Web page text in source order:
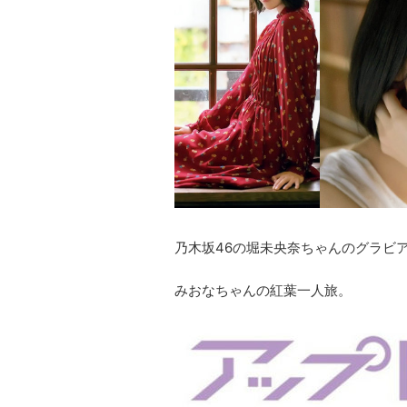
乃木坂46の堀未央奈ちゃんのグラビ
みおなちゃんの紅葉一人旅。